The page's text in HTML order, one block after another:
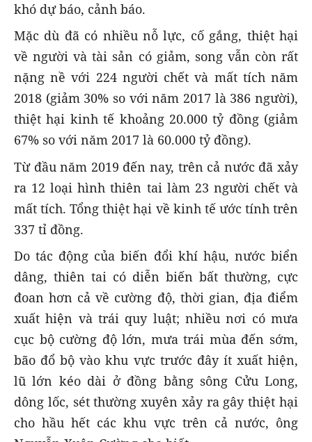
khó dự báo, cảnh báo.
Mặc dù đã có nhiều nỗ lực, cố gắng, thiệt hại
về người và tài sản có giảm, song vẫn còn rất
nặng nề với 224 người chết và mất tích năm
2018 (giảm 30% so với năm 2017 là 386 người),
thiệt hại kinh tế khoảng 20.000 tỷ đồng (giảm
67% so với năm 2017 là 60.000 tỷ đồng).
Từ đầu năm 2019 đến nay, trên cả nước đã xảy
ra 12 loại hình thiên tai làm 23 người chết và
mất tích. Tổng thiệt hại về kinh tế ước tính trên
337 tỉ đồng.
Do tác động của biến đổi khí hậu, nước biển
dâng, thiên tai có diễn biến bất thường, cực
đoan hơn cả về cường độ, thời gian, địa điểm
xuất hiện và trái quy luật; nhiều nơi có mưa
cục bộ cường độ lớn, mưa trái mùa đến sớm,
bão đổ bộ vào khu vực trước đây ít xuất hiện,
lũ lớn kéo dài ở đồng bằng sông Cửu Long,
dông lốc, sét thường xuyên xảy ra gây thiệt hại
cho hầu hết các khu vực trên cả nước, ông